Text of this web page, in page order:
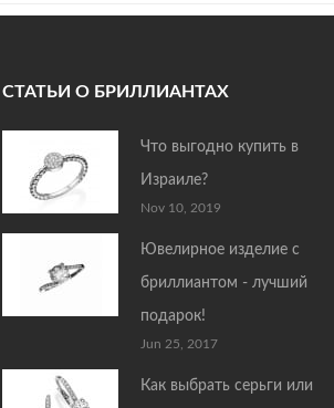
СТАТЬИ О БРИЛЛИАНТАХ
Что выгодно купить в
Израиле?
Nov 10, 2019
Ювелирное изделие с
бриллиантом - лучший
подарок!
Jun 25, 2017
Как выбрать серьги или